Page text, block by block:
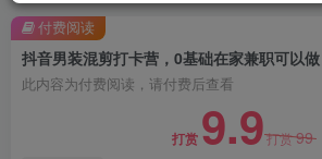
抖音男装混剪打卡营，0基础在家兼职可以
此内容为付费阅读，请付费后查看
打赏 9.9打赏99
付费阅读